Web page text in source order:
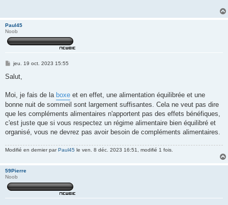
Paul45
Noob
M
s
g
jeu. 19 oct. 2023 15:55
Salut,
Moi, je fais de la boxe et en effet, une alimentation équilibrée et une
bonne nuit de sommeil sont largement suffisantes. Cela ne veut pas dire
que les compléments alimentaires n'apportent pas des effets bénéfiques,
c'est juste que si vous respectez un régime alimentaire bien équilibré et
organisé, vous ne devrez pas avoir besoin de compléments alimentaires.
Modifié en dernier parPaul45 le ven. 8 déc. 2023 16:51, modifié 1 fois.
59Pierre
Noob